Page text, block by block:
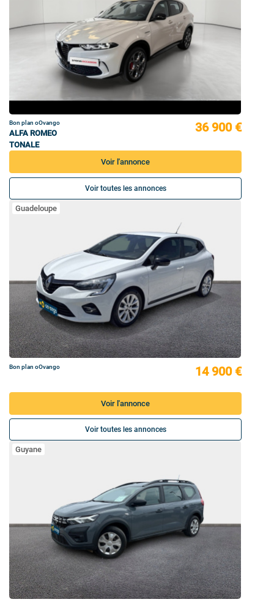
Bon plan oOvango
ALFA ROMEO
TONALE
36 900 €
Voir l'annonce
Voir toutes les annonces
Guadeloupe
Bon plan oOvango 14 900 €
Voir l'annonce
Voir toutes les annonces
Guyane